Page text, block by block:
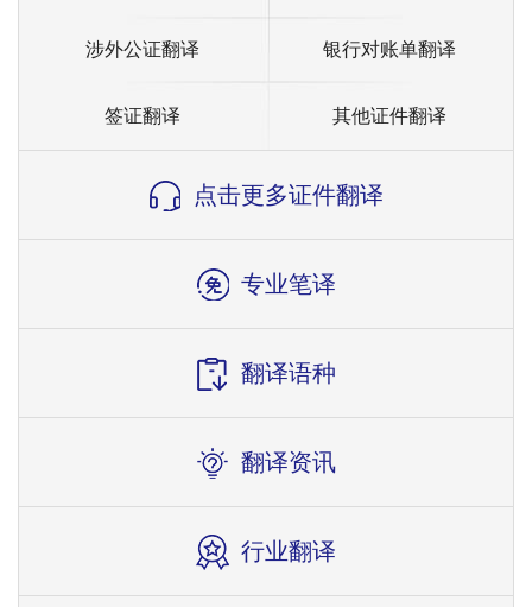
涉外公证翻译 银行对账单翻译
签证翻译 其他证件翻译
点击更多证件翻译
专业笔译
翻译语种
翻译资讯
行业翻译